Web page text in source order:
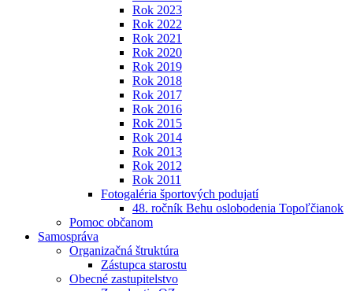
Rok 2023
Rok 2022
Rok 2021
Rok 2020
Rok 2019
Rok 2018
Rok 2017
Rok 2016
Rok 2015
Rok 2014
Rok 2013
Rok 2012
Rok 2011
Fotogaléria športových podujatí
48. ročník Behu oslobodenia Topoľčianok
Pomoc občanom
Samospráva
Organizačná štruktúra
Zástupca starostu
Obecné zastupitelstvo